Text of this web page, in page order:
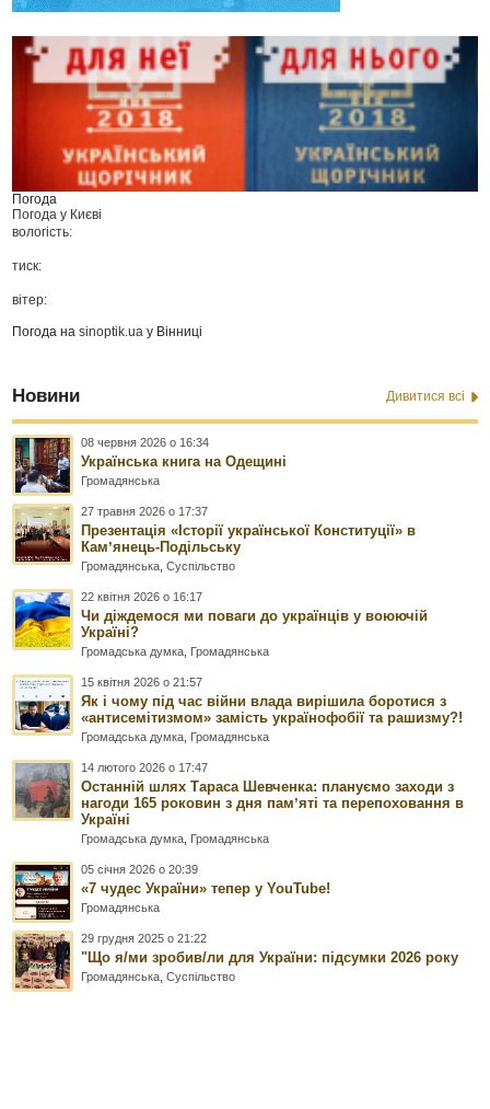
Погода
Погода у Києві
вологість:
тиск:
вітер:
Погода наsinoptik.ua у Вінниці
Новини Дивитися всі
08 червня 2026 о 16:34
Українська книга на Одещині
Громадянська
27 травня 2026 о 17:37
Презентація «Історії української Конституції» в
Камʼянець-Подільську
Громадянська ,Суспільство
22 квітня 2026 о 16:17
Чи діждемося ми поваги до українців у воюючій
Україні?
Громадська думка Громадянська
15 квітня 2026 о 21:57
Як і чому під час війни влада вирішила боротися з
«антисемітизмом» замість українофобії та рашизму?!
Громадська думка Громадянська
14 лютого 2026 о 17:47
Останній шлях Тараса Шевченка: плануємо заходи з
нагоди 165 роковин з дня памʼяті та перепоховання в
Україні
Громадська думка Громадянська
05 січня 2026 о 20:39
«7 чудес України» тепер у YouTube!
Громадянська
29 грудня 2025 о 21:22
"Що я/ми зробив/ли для України: підсумки 2026 року
Громадянська ,Суспільство